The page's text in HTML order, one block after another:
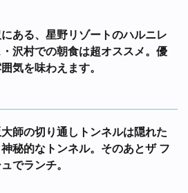
ある、星野リゾートのハルニレ
沢村での朝食は超オススメ。優
気を味わえます。
師の切り通しトンネルは隠れた
秘的なトンネル。そのあとザ フ
でランチ。